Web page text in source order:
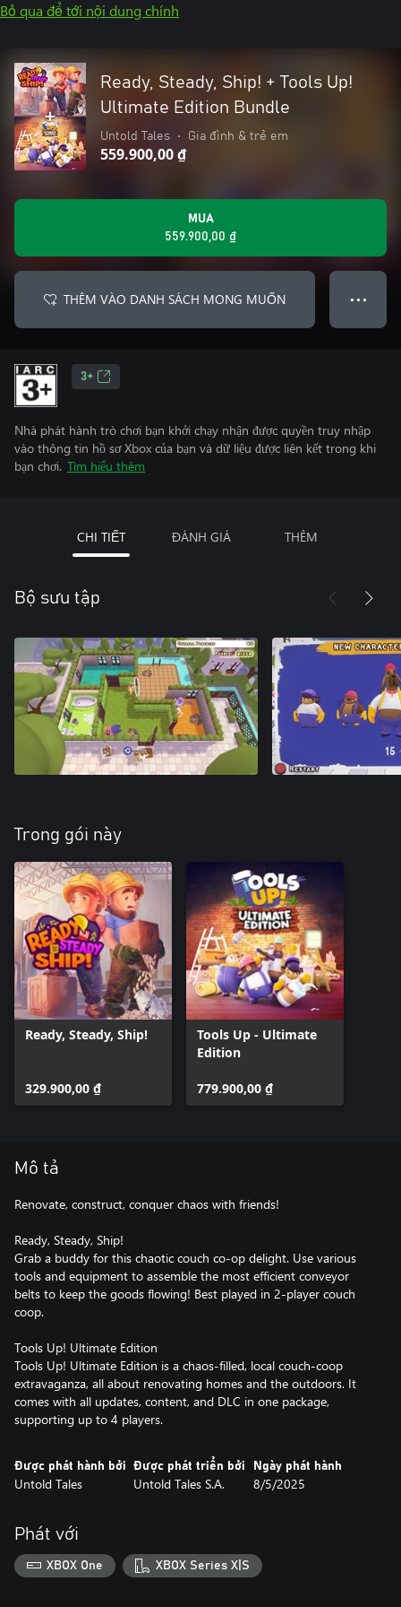
Bỏ qua để tới nội dung chính
Ready, Steady, Ship! + Tools Up!
Ultimate Edition Bundle
Untold Tales • Gia đình & trẻ em
559.900,00 ₫
MUA
559.900,00 ₫
THÊM VÀO DANH SÁCH MONG MUỐN ● ● ●
3+
Nhà phát hành trò chơi bạn khởi chạy nhận được quyền truy nhập
vào thông tin hồ sơ Xbox của bạn và dữ liệu được liên kết trong khi
bạn chơi. Tìm hiểu thêm
CHI TIẾT ĐÁNH GIÁ THÊM
Bộ sưu tập
Trong gói này
Ready, Steady, Ship!
329.900,00 ₫
Tools Up - Ultimate
Edition
779.900,00 ₫
Mô tả
Renovate, construct, conquer chaos with friends!
Ready, Steady, Ship!
Grab a buddy for this chaotic couch co-op delight. Use various
tools and equipment to assemble the most efficient conveyor
belts to keep the goods flowing! Best played in 2-player couch
coop.
Tools Up! Ultimate Edition
Tools Up! Ultimate Edition is a chaos-filled, local couch-coop
extravaganza, all about renovating homes and the outdoors. It
comes with all updates, content, and DLC in one package,
supporting up to 4 players.
Được phát hành bởi
Untold Tales
Được phát triển bởi
Untold Tales S.A.
Ngày phát hành
8/5/2025
Phát với
XBOX One XBOX Series X|S